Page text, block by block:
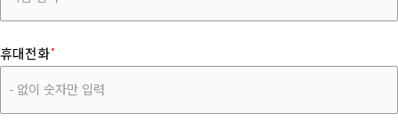
휴대전화